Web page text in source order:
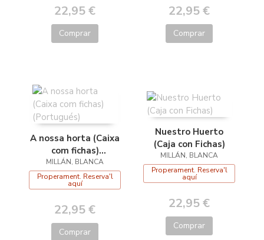
22,95 €
Comprar
22,95 €
Comprar
A nossa horta (Caixa
com fichas)
(Portugués)
MILLÁN, BLANCA
Properament. Reserva'l
aquí
22,95 €
Comprar
Nuestro Huerto
(Caja con Fichas)
MILLÁN, BLANCA
Properament. Reserva'l
aquí
22,95 €
Comprar